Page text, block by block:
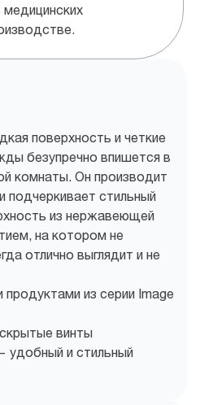
медицинских
поверхность и четкие
безупречно впишется в
комнаты. Он производит
подчеркивает стильный
из нержавеющей
на котором не
отлично выглядит и не
продуктами из серии Image
винты
и стильный